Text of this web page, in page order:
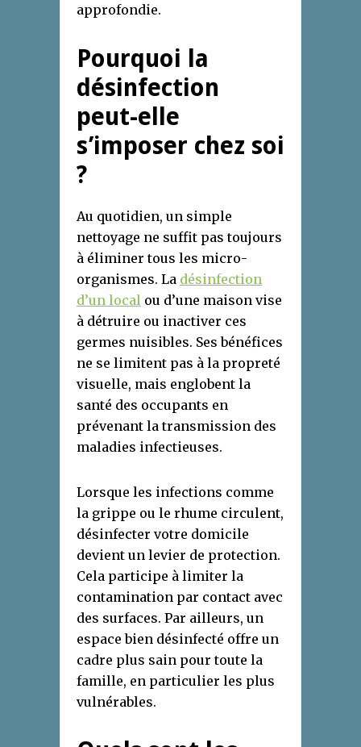
approfondie.
Pourquoi la
désinfection
peut-elle
s’imposer chez soi
?
Au quotidien, un simple
nettoyage ne suffit pas toujours
à éliminer tous les micro-
organismes. La désinfection
d’un local ou d’une maison vise
à détruire ou inactiver ces
germes nuisibles. Ses bénéfices
ne se limitent pas à la propreté
visuelle, mais englobent la
santé des occupants en
prévenant la transmission des
maladies infectieuses.
Lorsque les infections comme
la grippe ou le rhume circulent,
désinfecter votre domicile
devient un levier de protection.
Cela participe à limiter la
contamination par contact avec
des surfaces. Par ailleurs, un
espace bien désinfecté offre un
cadre plus sain pour toute la
famille, en particulier les plus
vulnérables.